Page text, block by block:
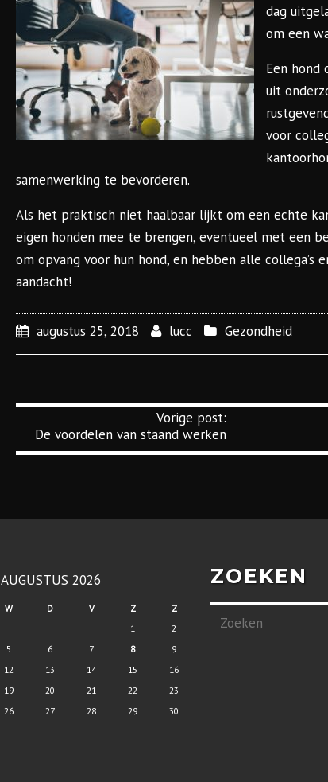
dag
om een
Een hond
uit
voor
samenwerking te bevorderen.
Als het praktisch niet haalbaar lijkt om een echte
eigen honden mee te brengen, eventueel met een
om opvang voor hun hond, en hebben alle
aandacht!
augustus 25, 2018 lucc Gezondheid
Vorige post:
De voordelen van staand werken
AUGUSTUS 2026
W D V Z
Z
1
2
5 6 7 8
9
12 13 14 15
16
19 20 21 22
23
26 27 28 29
30
ZOEKEN